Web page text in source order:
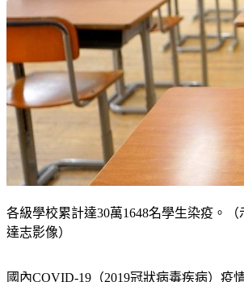
各級學校累計達30萬1648名學生染疫。（
達志影像）
國內COVID-19（2019冠狀病毒疾病）疫